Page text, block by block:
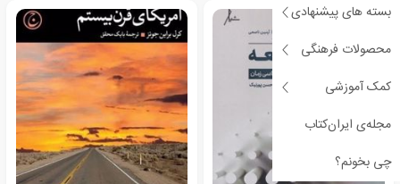
بسته های پیشنهادی
محصولات فرهنگی
کمک آموزشی
مجله‌ی ایران‌کتاب
چی بخونم؟